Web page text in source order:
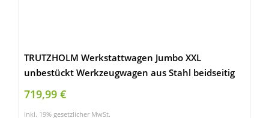
TRUTZHOLM Werkstattwagen Jumbo XXL
unbestückt Werkzeugwagen aus Stahl beidseitig
nutzbar mit Hartholzplatte schwarz
719,99 €
inkl. 19% gesetzlicher MwSt.